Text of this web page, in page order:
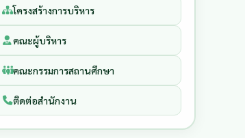
โครงสร้างการบริหาร
คณะผู้บริหาร
คณะกรรมการสถานศึกษา
ติดต่อสำนักงาน